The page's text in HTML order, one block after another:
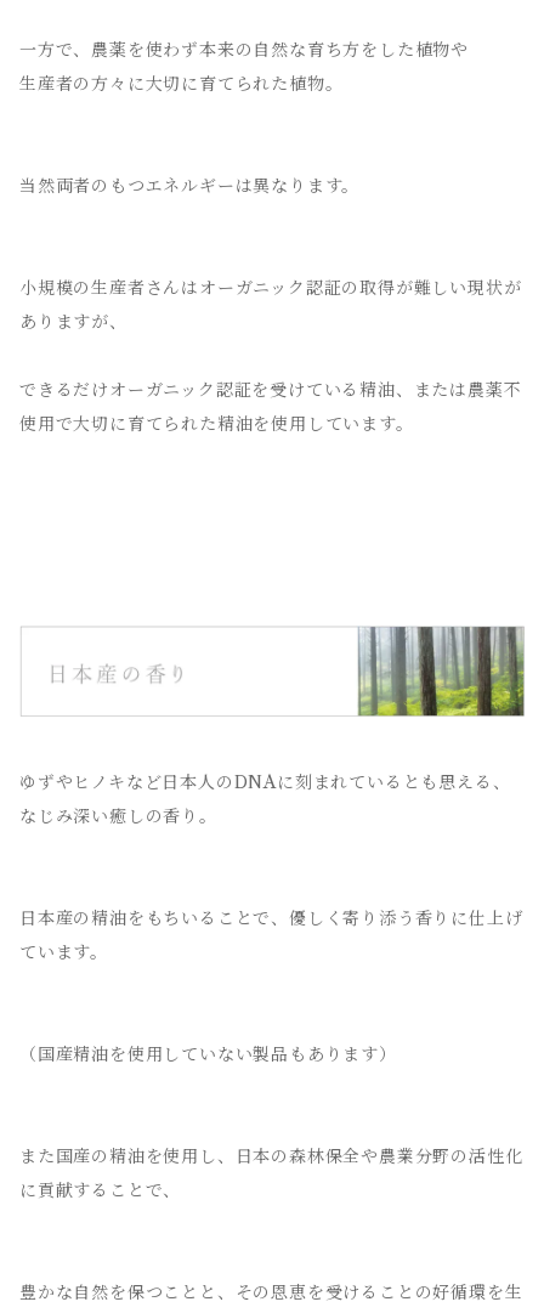
一方で、農薬を使わず本来の自然な育ち方をした植物や
生産者の方々に大切に育てられた植物。
当然両者のもつエネルギーは異なります。
小規模の生産者さんはオーガニック認証の取得が難しい現状が
ありますが、
できるだけオーガニック認証を受けている精油、または農薬不
使用で大切に育てられた精油を使用しています。
ゆずやヒノキなど日本人のDNAに刻まれているとも思える、
なじみ深い癒しの香り。
日本産の精油をもちいることで、優しく寄り添う香りに仕上げ
ています。
（国産精油を使用していない製品もあります）
また国産の精油を使用し、日本の森林保全や農業分野の活性化
に貢献することで、
豊かな自然を保つことと、その恩恵を受けることの好循環を生